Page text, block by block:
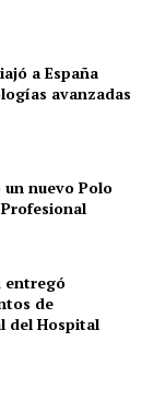
a España
avanzadas
nuevo Polo
entregó
de
del Hospital